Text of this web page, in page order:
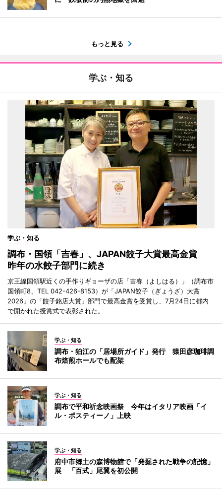
もっと見る
学ぶ・知る
学ぶ・知る
調布・国領「吉春」、JAPAN餃子大賞最高金賞
昨年の水餃子部門に続き
京王線国領駅近くの手作りギョーザの店「吉春（よしはる）」（調布市
国領町8、TEL 042-426-8153）が「JAPAN餃子（ぎょうざ）大賞
2026」の「餃子銘店大賞」部門で最高金賞を受賞し、7月24日に都内
で開かれた授賞式で表彰された。
学ぶ・知る
調布・狛江の「居場所ガイド」発行 猿田彦珈琲調
布焙煎ホールでも配架
学ぶ・知る
調布で平和祈念映画祭 今年はイタリア映画「イ
ル・ポスティーノ」上映
学ぶ・知る
府中市郷土の森博物館で「発掘された戦争の記憶」
展 「百式」尾翼を初公開